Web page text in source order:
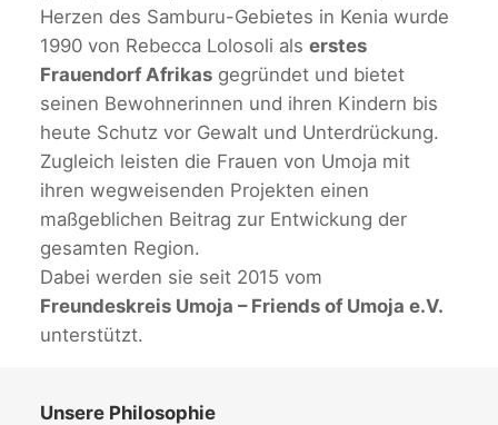
Herzen des Samburu-Gebietes in Kenia wurde
1990 von Rebecca Lolosoli als erstes
Frauendorf Afrikasgegründet und bietet
seinen Bewohnerinnen und ihren Kindern bis
heute Schutz vor Gewalt und Unterdrückung.
Zugleich leisten die Frauen von Umoja mit
ihren wegweisenden Projekten einen
maßgeblichen Beitrag zur Entwickung der
gesamten Region.
Dabei werden sie seit 2015 vom
Freundeskreis Umoja – Friends of Umoja e.V.
unterstützt.
Unsere Philosophie